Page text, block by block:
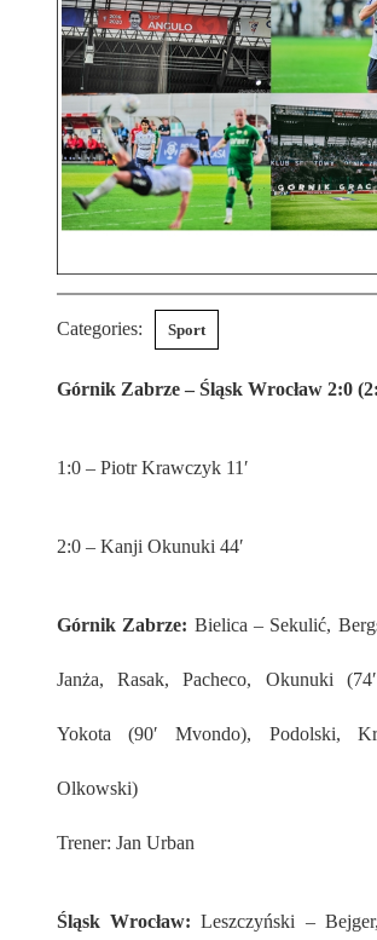
Categories: Sport
Górnik Zabrze – Śląsk Wrocław 2:0
1:0 – Piotr Krawczyk 11′
2:0 – Kanji Okunuki 44′
Górnik Zabrze: Bielica – Sekulić,
Janża, Rasak, Pacheco, Okunuki
Yokota (90′ Mvondo), Podolski,
Olkowski)
Trener: Jan Urban
Śląsk Wrocław: Leszczyński –